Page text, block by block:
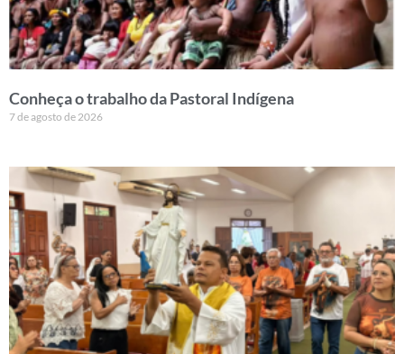
Conheça o trabalho da Pastoral Indígena
7 de agosto de 2026